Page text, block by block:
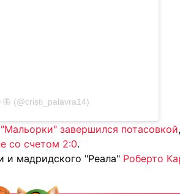
(@cristi_palavra14)
завершился потасовкой
со счетом 2:0.
и мадридского "Реала" Роберто